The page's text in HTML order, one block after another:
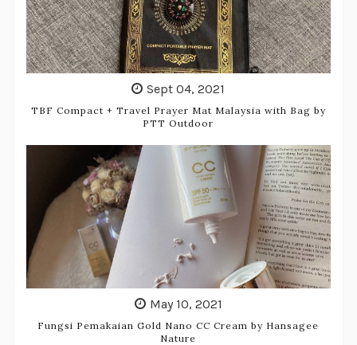
Sept 04, 2021
TBF Compact + Travel Prayer Mat Malaysia with Bag by
PTT Outdoor
May 10, 2021
Fungsi Pemakaian Gold Nano CC Cream by Hansagee
Nature